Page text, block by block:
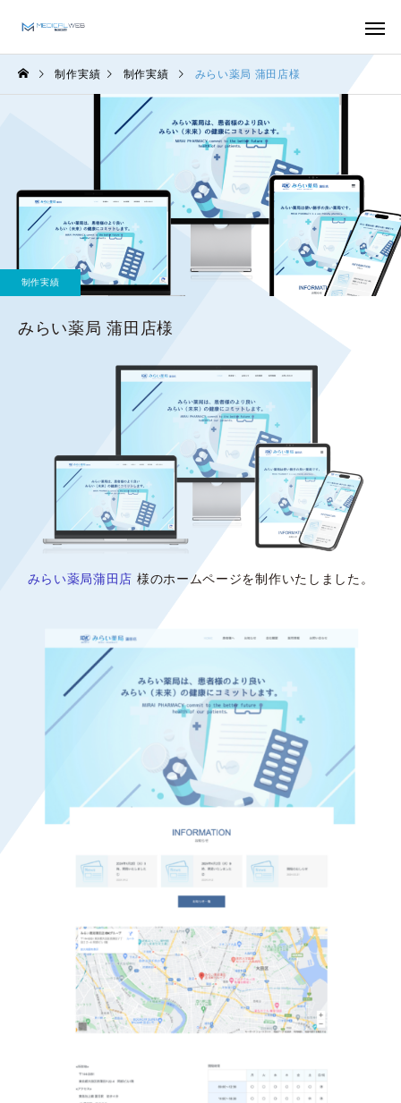
制作実績 制作実績 みらい薬局 蒲田店様
制作実績
みらい薬局 蒲田店様
みらい薬局蒲田店 様のホームページを制作いたしました。